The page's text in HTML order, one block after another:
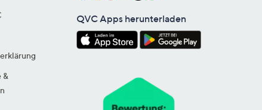
&
QVC Apps herunterladen